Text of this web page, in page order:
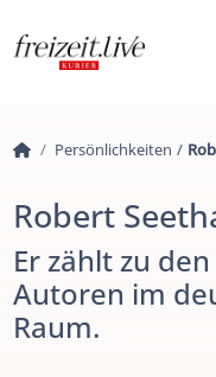
Persönlichkeiten /
Robert
Er zählt zu
Autoren im
Raum.